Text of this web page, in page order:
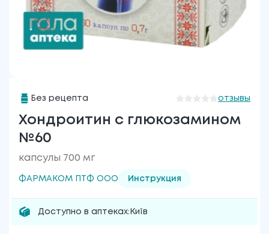
Без рецепта отзывы
Хондроитин с глюкозамином
№60
капсулы 700 мг
ФАРМАКОМ ПТФ ООО Инструкция
Доступно в аптеках: Київ